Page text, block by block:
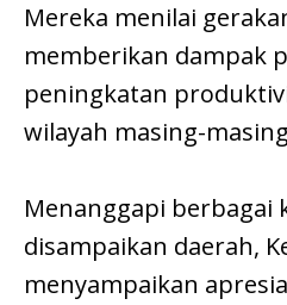
Mereka menilai
memberikan dampak
peningkatan
wilayah masing-
Menanggapi berbagai
disampaikan daerah,
menyampaikan